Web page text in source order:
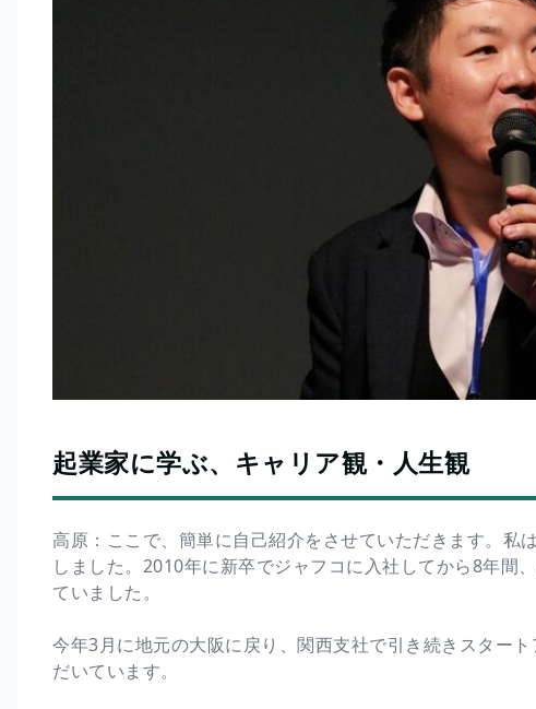
起業家に学ぶ、キャリア観・人生観
高原：ここで、簡単に自己紹介をさせていただきます。私
しました。2010年に新卒でジャフコに入社してから8年間
ていました。
今年3月に地元の大阪に戻り、関西支社で引き続きスター
だいています。